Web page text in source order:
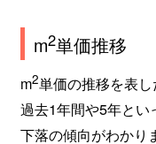
m2単価推移
m2単価の推移を表し
過去1年間や5年とい
下落の傾向がわかり